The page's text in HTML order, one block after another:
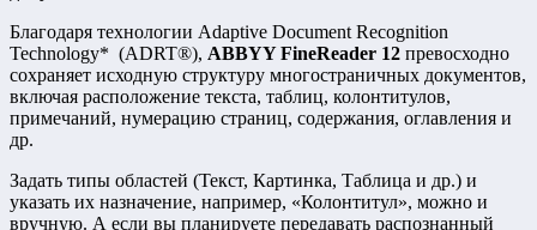
Благодаря технологии Adaptive Document Recognition
Technology* (ADRT®), ABBYY FineReader 12 превосходно
сохраняет исходную структуру многостраничных документов,
включая расположение текста, таблиц, колонтитулов,
примечаний, нумерацию страниц, содержания, оглавления и
др.
Задать типы областей (Текст, Картинка, Таблица и др.) и
указать их назначение, например, «Колонтитул», можно и
вручную. А если вы планируете передавать распознанный